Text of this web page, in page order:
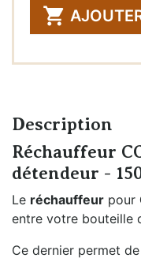
Quantité

Description
Réchauffeur
détendeur -
Le réchauffeur pour
entre votre bouteille
Ce dernier permet